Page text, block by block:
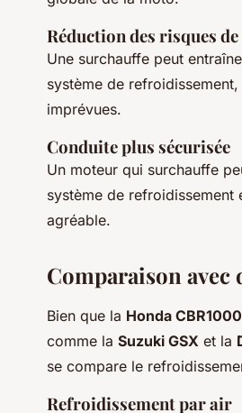
Réduction des risques
Une surchauffe peut
système de
imprévues.
Conduite plus sécurisée
Un moteur qui surchauffe
système de refroidissement
agréable.
Comparaison avec
Bien que la Honda
comme la Suzuki GSX et la
se compare le
Refroidissement par air